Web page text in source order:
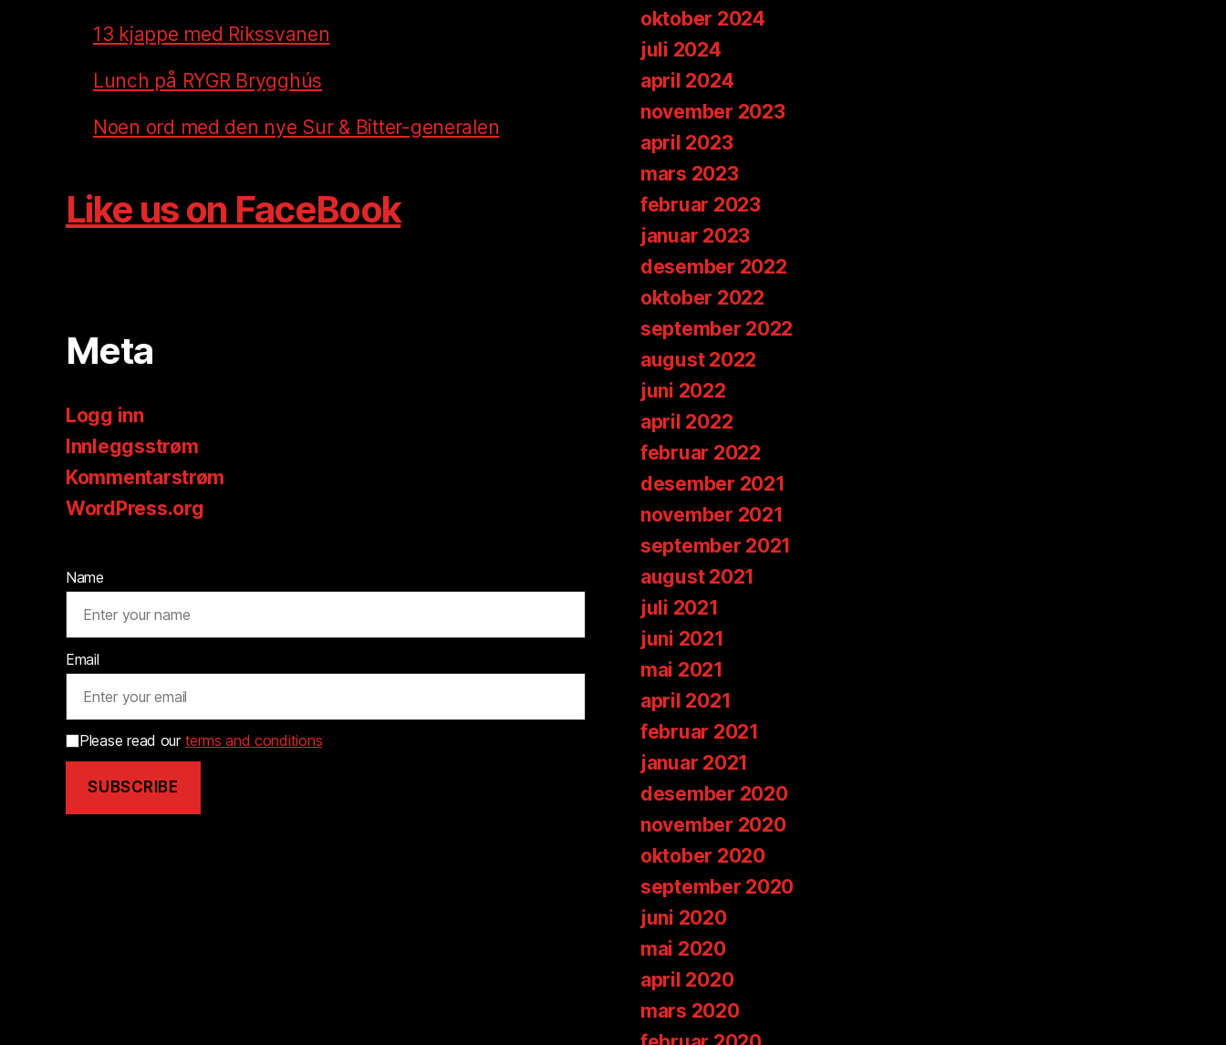
13 kjappe med Rikssvanen
Lunch på RYGR Brygghús
Noen ord med den nye Sur & Bitter-generalen
Like us on FaceBook
Meta
Logg inn
Innleggsstrøm
Kommentarstrøm
WordPress.org
Name
Email
Please read our terms and conditions
oktober 2024
juli 2024
april 2024
november 2023
april 2023
mars 2023
februar 2023
januar 2023
desember 2022
oktober 2022
september 2022
august 2022
juni 2022
april 2022
februar 2022
desember 2021
november 2021
september 2021
august 2021
juli 2021
juni 2021
mai 2021
april 2021
februar 2021
januar 2021
desember 2020
november 2020
oktober 2020
september 2020
juni 2020
mai 2020
april 2020
mars 2020